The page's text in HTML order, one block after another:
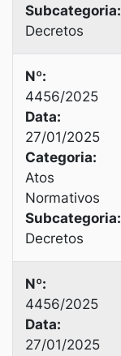
Subcategoria:
Decretos
Nº:
4456/2025
Data:
27/01/2025
Categoria:
Atos
Normativos
Subcategoria:
Decretos
Nº:
4456/2025
Data:
27/01/2025